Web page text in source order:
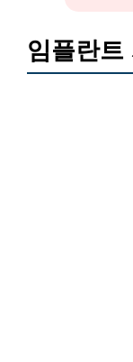
임플란트